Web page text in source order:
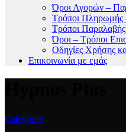
Όροι Αγορών –
Τρόποι Πληρωμής
Τρόποι
Όροι – Τρόποι
Οδηγίες Χρήσης
Επικοινωνία με εμάς
Categories